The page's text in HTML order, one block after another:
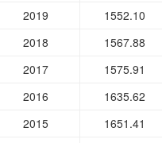
2019 1552.10
2018 1567.88
2017 1575.91
2016 1635.62
2015 1651.41